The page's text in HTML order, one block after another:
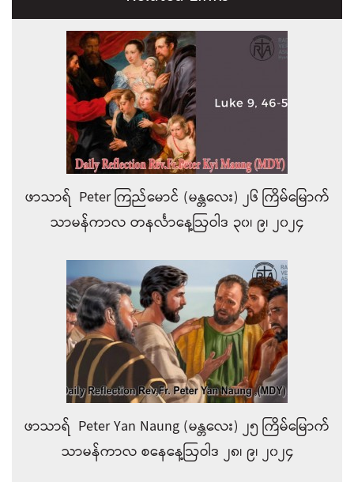
ဖာသာရ် Peter ကြည်မောင် (မန္တလေး) ၂၆ ကြိမ်မြောက်
သာမန်ကာလ တနင်္လာနေ့ဩဝါဒ ၃၀၊ ၉၊ ၂၀၂၄
ဖာသာရ် Peter Yan Naung (မန္တလေး) ၂၅ ကြိမ်မြောက်
သာမန်ကာလ စနေနေ့ဩဝါဒ ၂၈၊ ၉၊ ၂၀၂၄